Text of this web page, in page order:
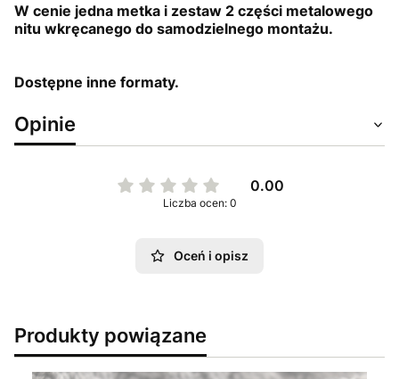
W cenie jedna metka i zestaw 2 części metalowego
nitu wkręcanego do samodzielnego montażu.
Dostępne inne formaty.
Opinie
0.00
Liczba ocen: 0
Oceń i opisz
Produkty powiązane